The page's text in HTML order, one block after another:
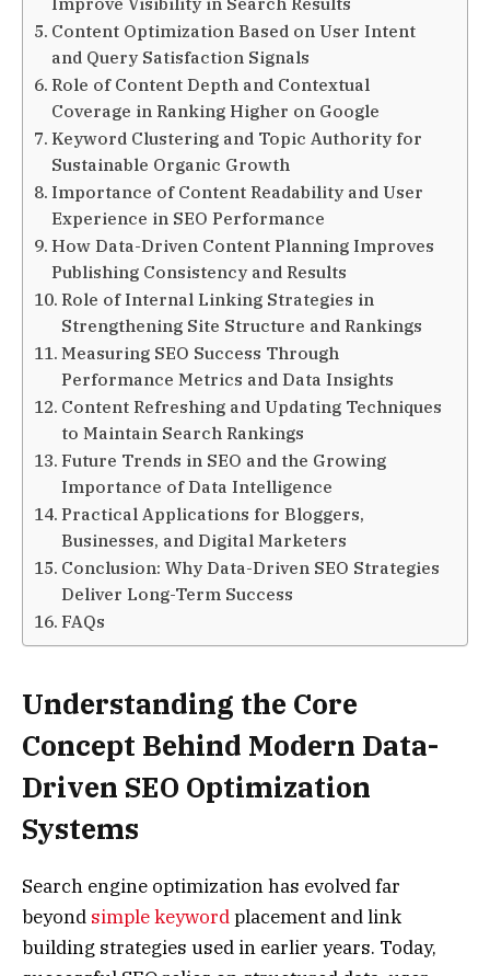
Content Optimization Based on User Intent
and Query Satisfaction Signals
Role of Content Depth and Contextual
Coverage in Ranking Higher on Google
Keyword Clustering and Topic Authority for
Sustainable Organic Growth
Importance of Content Readability and User
Experience in SEO Performance
How Data-Driven Content Planning Improves
Publishing Consistency and Results
Role of Internal Linking Strategies in
Strengthening Site Structure and Rankings
Measuring SEO Success Through
Performance Metrics and Data Insights
Content Refreshing and Updating Techniques
to Maintain Search Rankings
Future Trends in SEO and the Growing
Importance of Data Intelligence
Practical Applications for Bloggers,
Businesses, and Digital Marketers
Conclusion: Why Data-Driven SEO Strategies
Deliver Long-Term Success
FAQs
Understanding the Core
Concept Behind Modern Data-
Driven SEO Optimization
Systems
Search engine optimization has evolved far
beyond simple keywordplacement and link
building strategies used in earlier years. Today,